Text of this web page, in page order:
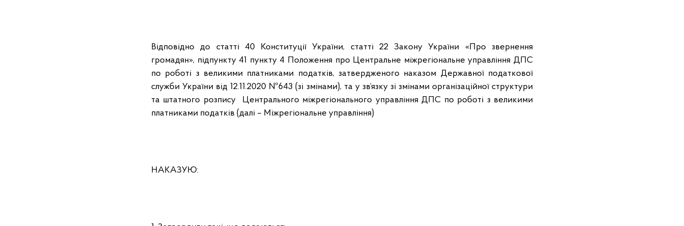
Відповідно до статті 40 Конституції України, статті 22 Закону України «Про звернення
громадян», підпункту 41 пункту 4 Положення про Центральне міжрегіональне управління ДПС
по роботі з великими платниками податків, затвердженого наказом Державної податкової
служби України від 12.11.2020 №643 (зі змінами), та у зв’язку зі змінами організаційної структури
та штатного розпису Центрального міжрегіонального управління ДПС по роботі з великими
платниками податків (далі – Міжрегіональне управління)
НАКАЗУЮ: